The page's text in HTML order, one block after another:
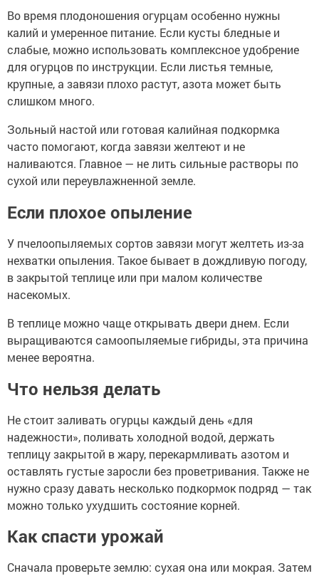
Во время плодоношения огурцам особенно нужны
калий и умеренное питание. Если кусты бледные и
слабые, можно использовать комплексное удобрение
для огурцов по инструкции. Если листья темные,
крупные, а завязи плохо растут, азота может быть
слишком много.
Зольный настой или готовая калийная подкормка
часто помогают, когда завязи желтеют и не
наливаются. Главное — не лить сильные растворы по
сухой или переувлажненной земле.
Если плохое опыление
У пчелоопыляемых сортов завязи могут желтеть из-за
нехватки опыления. Такое бывает в дождливую погоду,
в закрытой теплице или при малом количестве
насекомых.
В теплице можно чаще открывать двери днем. Если
выращиваются самоопыляемые гибриды, эта причина
менее вероятна.
Что нельзя делать
Не стоит заливать огурцы каждый день «для
надежности», поливать холодной водой, держать
теплицу закрытой в жару, перекармливать азотом и
оставлять густые заросли без проветривания. Также не
нужно сразу давать несколько подкормок подряд — так
можно только ухудшить состояние корней.
Как спасти урожай
Сначала проверьте землю: сухая она или мокрая. Затем